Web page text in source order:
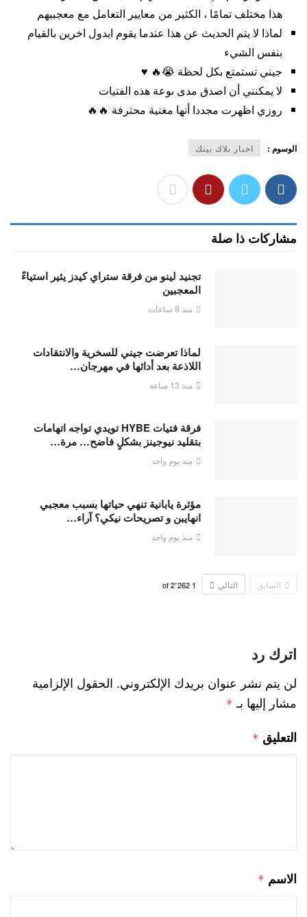
هذا مختلف تمامًا ، الكثير من معايير التعامل مع معجبيهم
لماذا لا يتم الحديث عن هذا عندما يقوم ايدول اخرين بالقيام
بنفس الشيء
جيني تستمتع بكل لحظة 😭🔥 ♥ ️
لا يمكنني أن اصدق مدى ىوعة هذه الفتيات
روزي اظهرت مجددا أنها مغنية محترفة 🔥🔥
الوسوم : اخبار بلاك بينك
مشاركات ذا صلة
تجنيد لينو من فرقة ستراي كيدز يثير استياءً
المعجبين
منذ 8 ساعات
لماذا تعرضت جيني للسخرية والانتقادات
اللاذعة بعد أدائها في مهرجان…
منذ 13 ساعة
فرقة فتيات HYBE تويدي تواجه اتهامات
بتقليد نيوجينز بشكلٍ فاضح… مرة…
منذ يوم واحد
مؤثرة يابانية تنهي حياتها بسبب معجبي
انهايبن و تصريحات نيكي؟ آراء…
منذ يوم واحد
السابق التالي 1 2٬262
اترك رد
لن يتم نشر عنوان بريدك الإلكتروني. الحقول الإلزامية
مشار إليها بـ *
التعليق *
الاسم *